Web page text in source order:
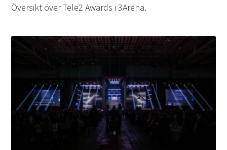
Översikt över Tele2 Awards i 3Arena.